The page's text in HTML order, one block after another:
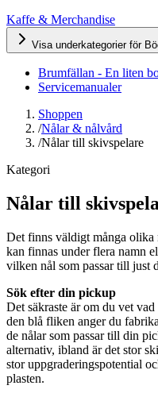
Kaffe & Merchandise
Visa underkategorier för
Brumfällan - En liten
Servicemanualer
Shoppen
/Nålar & nålvård
/Nålar till skivspelare
Kategori
Nålar till
Det finns väldigt många olika
kan finnas under flera namn
vilken nål som passar till just
Sök efter din pickup
Det säkraste är om du vet
den blå fliken anger du
de nålar som passar till din
alternativ, ibland är det stor
stor uppgraderingspotential
plasten.